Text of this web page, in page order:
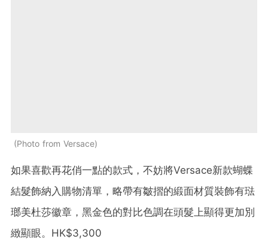
Photo from Versace
如果喜歡再花俏一點的款式，不妨將Versace新款蝴蝶
結髮飾納入購物清單，略帶有皺摺的緞面材質裝飾有琺
瑯美杜莎徽章，黑金色的對比色調在頭髮上顯得更加別
緻顯眼。HK$3,300